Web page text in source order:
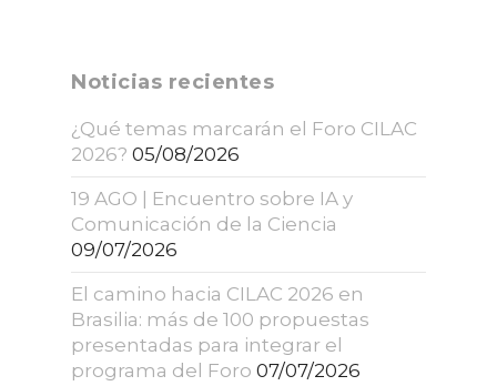
Noticias recientes
¿Qué temas marcarán el Foro CILAC
2026? 05/08/2026
19 AGO | Encuentro sobre IA y
Comunicación de la Ciencia
09/07/2026
El camino hacia CILAC 2026 en
Brasilia: más de 100 propuestas
presentadas para integrar el
programa del Foro 07/07/2026